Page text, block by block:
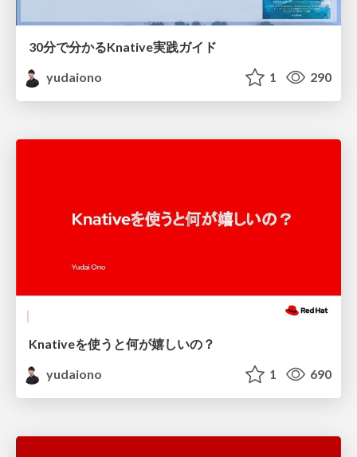
30分で分かるKnative実践ガイド
yudaiono
1 290
Knativeを使うと何が嬉しいの？
yudaiono
1 690